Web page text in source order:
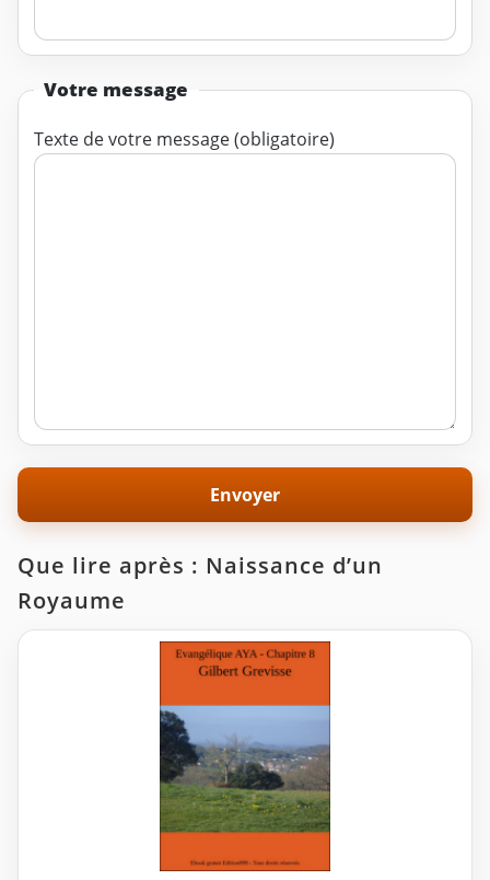
Votre message
Texte de votre message (obligatoire)
Que lire après : Naissance d’un
Royaume